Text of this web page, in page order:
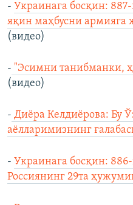
- Украинага босқин:
яқин маҳбусни
(видео)
- "Эсимни танибманки,
(видео)
- Диёра Келдиёрова: Бу
аёлларимизнинг
- Украинага босқин:
Россиянинг 29та